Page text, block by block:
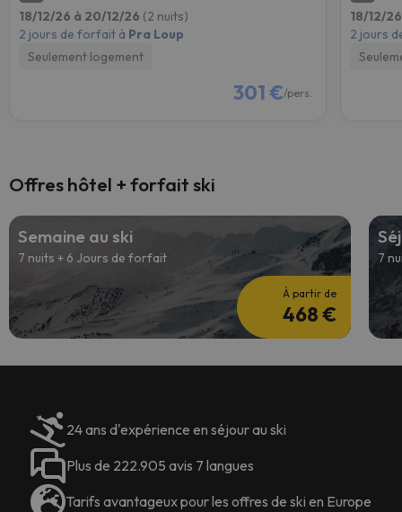
18/12/26 à 20/12/26 (2 nuits)
2 jours de forfait à Pra Loup
Seulement logement
301 €/pers.
18/12/
2 jours
Offres hôtel + forfait ski
Semaine au ski
7 nuits + 6 Jours de forfait
À partir de
468 €
7
24 ans d'expérience en séjour au ski
Plus de 222.905 avis 7 langues
Tarifs avantageux pour les offres de ski en Europe